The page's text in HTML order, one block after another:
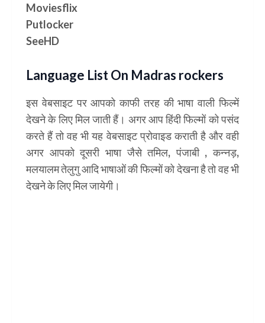
Moviesflix
Putlocker
SeeHD
Language List On Madras rockers
इस वेबसाइट पर आपको काफी तरह की भाषा वाली फिल्में
देखने के लिए मिल जाती हैं। अगर आप हिंदी फिल्मों को पसंद
करते हैं तो वह भी यह वेबसाइट प्रोवाइड कराती है और वही
अगर आपको दूसरी भाषा जैसे तमिल, पंजाबी , कन्नड़,
मलयालम तेलुगु आदि भाषाओं की फिल्मों को देखना है तो वह भी
देखने के लिए मिल जायेगी।